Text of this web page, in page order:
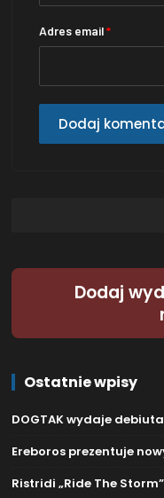
Adres email*
Dodaj
Ostatnie wpisy
DOGTAK wydaje
Ereboros prezentuje
Ristridi „Ride The